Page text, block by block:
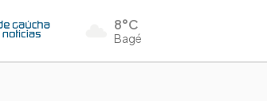
8°C
Bagé